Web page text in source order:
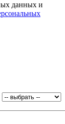
данных и